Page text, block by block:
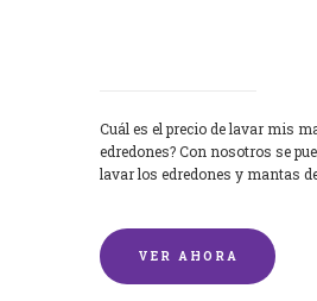
Cuál es el precio de lavar mis
edredones? Con nosotros se
lavar los edredones y mantas
VER AHORA